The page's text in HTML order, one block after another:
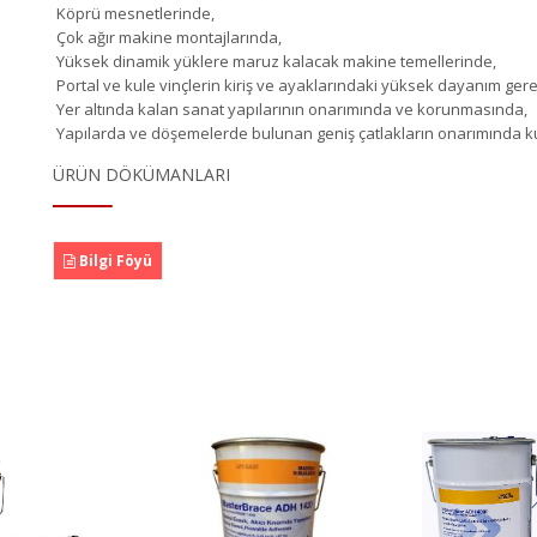
Köprü mesnetlerinde,
Çok ağır makine montajlarında,
Yüksek dinamik yüklere maruz kalacak makine temellerinde,
Portal ve kule vinçlerin kiriş ve ayaklarındaki yüksek dayanım
Yer altında kalan sanat yapılarının onarımında ve korunmasında,
Yapılarda ve döşemelerde bulunan geniş çatlakların onarımında
ÜRÜN DÖKÜMANLARI
Bilgi Föyü
ADH
MasterBrace ADH
4000 (Mbrace